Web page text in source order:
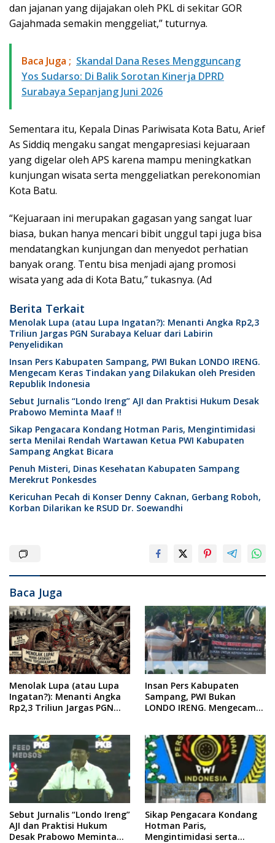
dan jajanan yang dijajakan oleh PKL di sekitar GOR
Gajahmada semakin menggeliat,” tuturnya.
Baca Juga ; Skandal Dana Reses Mengguncang
Yos Sudarso: Di Balik Sorotan Kinerja DPRD
Surabaya Sepanjang Juni 2026
Sementara itu, Kepala Dinas Pariwisata Kota Batu, Arief
As Siddiq mengaku sangat mengapresiasi kejuaraan
yang digelar oleh APS karena mampu meningkatkan
kunjungan wisata serta menggeliatkan perekonomian
Kota Batu.
“Kejuaraan ini merupakan gagasan yang sangat luar
biasa, bukan hanya mencari bibit unggul tapi juga bisa
mendatangkan kunjungan dan menyedot perhatian
banyak orang. Tentu bisa menjadi ajang promosi
wisata yang ada di Kota Batu,” tukasnya. (Ad
Berita Terkait
Menolak Lupa (atau Lupa Ingatan?): Menanti Angka Rp2,3
Triliun Jargas PGN Surabaya Keluar dari Labirin
Penyelidikan
Insan Pers Kabupaten Sampang, PWI Bukan LONDO IRENG.
Mengecam Keras Tindakan yang Dilakukan oleh Presiden
Republik Indonesia
Sebut Jurnalis “Londo Ireng” AJI dan Praktisi Hukum Desak
Prabowo Meminta Maaf !!
Sikap Pengacara Kondang Hotman Paris, Mengintimidasi
serta Menilai Rendah Wartawan Ketua PWI Kabupaten
Sampang Angkat Bicara
Penuh Misteri, Dinas Kesehatan Kabupaten Sampang
Merekrut Ponkesdes
Kericuhan Pecah di Konser Denny Caknan, Gerbang Roboh,
Korban Dilarikan ke RSUD Dr. Soewandhi
Baca Juga
Menolak Lupa (atau Lupa
Ingatan?): Menanti Angka
Rp2,3 Triliun Jargas PGN
Insan Pers Kabupaten
Sampang, PWI Bukan
LONDO IRENG. Mengecam
Republik Indonesia
Sebut Jurnalis “Londo Ireng”
AJI dan Praktisi Hukum
Desak Prabowo Meminta
Sikap Pengacara Kondang
Hotman Paris,
Mengintimidasi serta